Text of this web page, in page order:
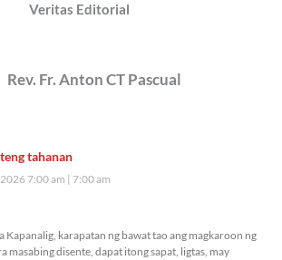
Veritas Editorial
Rev. Fr. Anton CT Pascual
tahanan
7:00 am 7:00 am
Kapanalig, karapatan ng bawat tao ang magkaroon ng
masabing disente, dapat itong sapat, ligtas, may